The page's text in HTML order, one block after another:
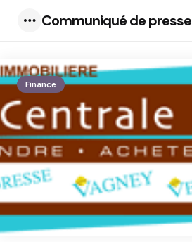
Communiqué de presse
Finance